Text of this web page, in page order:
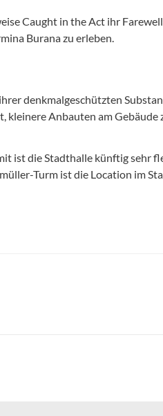
Caught in the Act ihr
Burana zu erleben.
denkmalgeschützten
Anbauten am
ist die Stadthalle künftig sehr
Turm ist die Location im